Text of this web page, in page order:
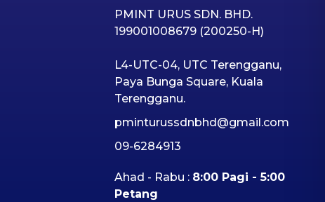
PMINT URUS SDN. BHD.
199001008679 (200250-H)
L4-UTC-04, UTC Terengganu,
Paya Bunga Square, Kuala
Terengganu.
pminturussdnbhd@gmail.com
09-6284913
Ahad - Rabu : 8:00 Pagi - 5:00
Petang